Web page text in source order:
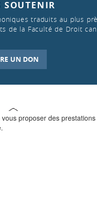
proposer des
SOUTENIR
traduits au plus
de la Faculté de Droit
UN DON